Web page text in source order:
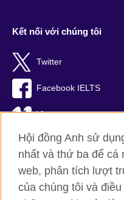
Kết nối với chúng tôi
Twitter
Facebook IELTS
Vimeo
RSS
Hội đồng Anh sử
nhất và thứ ba để cá
web, phân tích lượt
của chúng tôi và